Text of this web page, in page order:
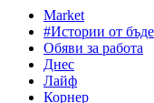
Market
#Истории от
Обяви за работа
Днес
Лайф
Корнер